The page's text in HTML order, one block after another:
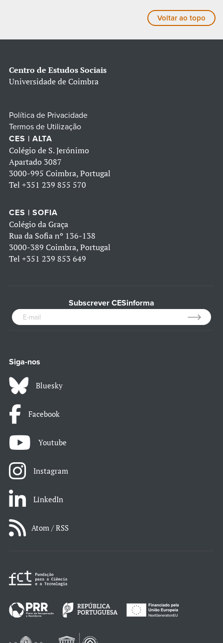
Voltar ao topo
Centro de Estudos Sociais
Universidade de Coimbra
Política de Privacidade
Termos de Utilização
CES | ALTA
Colégio de S. Jerónimo
Apartado 3087
3000-995 Coimbra, Portugal
Tel +351 239 855 570
CES | SOFIA
Colégio da Graça
Rua da Sofia nº 136-138
3000-389 Coimbra, Portugal
Tel +351 239 853 649
Subscrever CESinforma
Siga-nos
Bluesky
Facebook
Youtube
Instagram
LinkedIn
Atom / RSS